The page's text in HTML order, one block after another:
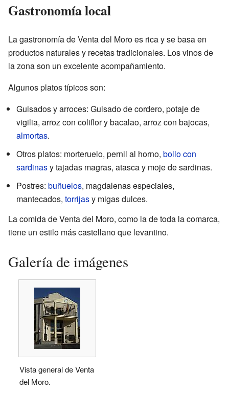
Gastronomía local
La gastronomía de Venta del Moro es rica y se basa en
productos naturales y recetas tradicionales. Los vinos de
la zona son un excelente acompañamiento.
Algunos platos típicos son:
Guisados y arroces: Guisado de cordero, potaje de
vigilia, arroz con coliflor y bacalao, arroz con bajocas,
almortas.
Otros platos: morteruelo, pernil al horno, bollo con
sardinasy tajadas magras, atasca y moje de sardinas.
Postres: buñuelos, magdalenas especiales,
mantecados, torrijasy migas dulces.
La comida de Venta del Moro, como la de toda la comarca,
tiene un estilo más castellano que levantino.
Galería de imágenes
Vista general de Venta
del Moro.